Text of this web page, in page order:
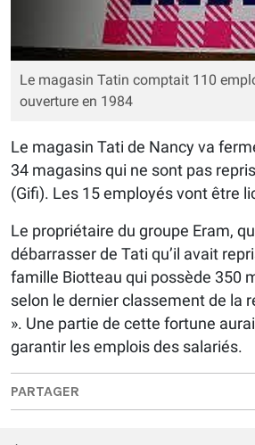
Le magasin Tatin comptait 110
ouverture en 1984
Le magasin Tati de Nancy va
34 magasins qui ne sont pas
(Gifi). Les 15 employés vont être
Le propriétaire du groupe Eram,
débarrasser de Tati qu’il avait
famille Biotteau qui possède 350
selon le dernier classement de la
». Une partie de cette fortune
garantir les emplois des salariés.
PARTAGER